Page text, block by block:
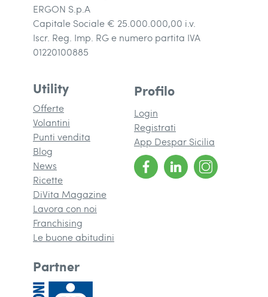
ERGON S.p.A
Capitale Sociale € 25.000.000,00 i.v.
Iscr. Reg. Imp. RG e numero partita IVA
01220100885
Utility
Offerte
Volantini
Punti vendita
Blog
News
Ricette
DiVita Magazine
Lavora con noi
Franchising
Le buone abitudini
Profilo
Login
Registrati
App Despar Sicilia
Partner